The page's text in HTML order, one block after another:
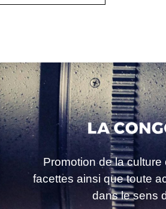
Promotion de la
facettes ainsi que toute
dans le sens